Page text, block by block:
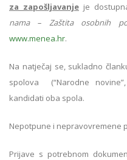
za zapošljavanje je
nama – Zaštita osobnih
www.menea.hr.
Na natječaj se, sukladno
spolova (“Narodne
kandidati oba spola.
Nepotpune i nepravovremene
Prijave s potrebnom